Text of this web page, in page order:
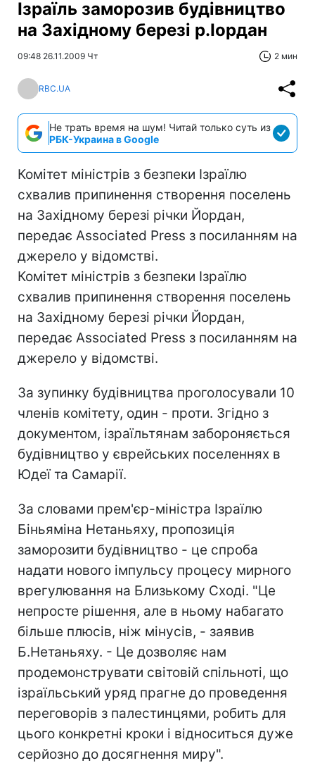
Ізраїль заморозив будівництво
на Західному березі р.Іордан
09:48 26.11.2009 Чт 2 мин
RBC.UA
Не трать время на шум! Читай только суть из
РБК-Украина в Google
Комітет міністрів з безпеки Ізраїлю
схвалив припинення створення поселень
на Західному березі річки Йордан,
передає Associated Press з посиланням на
джерело у відомстві.
Комітет міністрів з безпеки Ізраїлю
схвалив припинення створення поселень
на Західному березі річки Йордан,
передає Associated Press з посиланням на
джерело у відомстві.
За зупинку будівництва проголосували 10
членів комітету, один - проти. Згідно з
документом, ізраїльтянам забороняється
будівництво у єврейських поселеннях в
Юдеї та Самарії.
За словами прем'єр-міністра Ізраїлю
Біньяміна Нетаньяху, пропозиція
заморозити будівництво - це спроба
надати нового імпульсу процесу мирного
врегулювання на Близькому Сході. "Це
непросте рішення, але в ньому набагато
більше плюсів, ніж мінусів, - заявив
Б.Нетаньяху. - Це дозволяє нам
продемонструвати світовій спільноті, що
ізраїльський уряд прагне до проведення
переговорів з палестинцями, робить для
цього конкретні кроки і відноситься дуже
серйозно до досягнення миру".